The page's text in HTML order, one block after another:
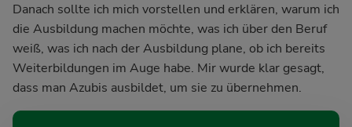
Danach sollte ich mich vorstellen und erklären, warum ich
die Ausbildung machen möchte, was ich über den Beruf
weiß, was ich nach der Ausbildung plane, ob ich bereits
Weiterbildungen im Auge habe. Mir wurde klar gesagt,
dass man Azubis ausbildet, um sie zu übernehmen.